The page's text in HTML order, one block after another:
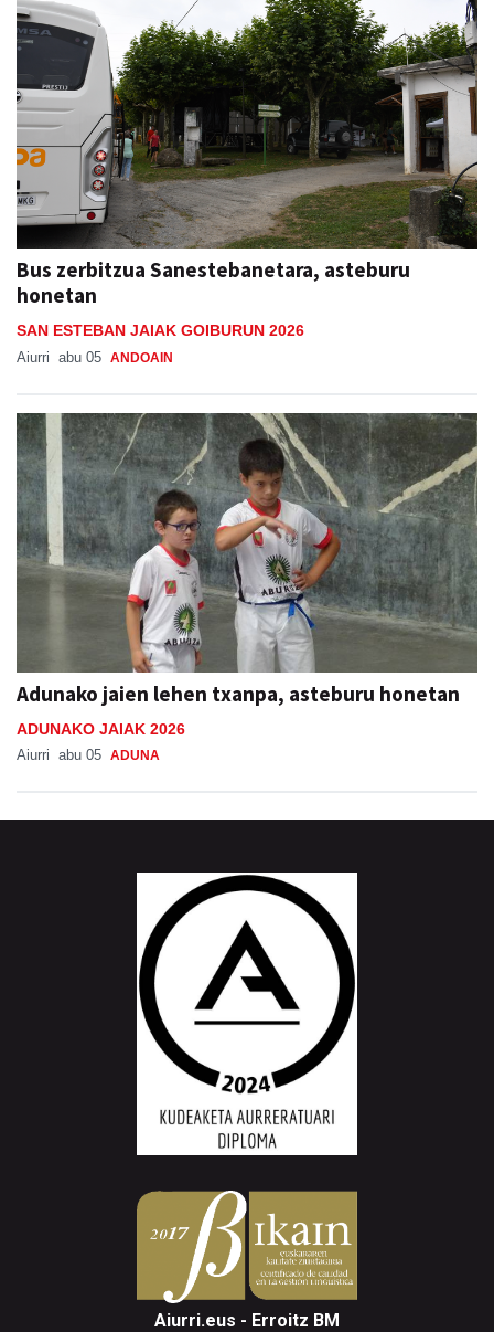
Bus zerbitzua Sanestebanetara, asteburu
honetan
SAN ESTEBAN JAIAK GOIBURUN 2026
Aiurri abu 05 ANDOAIN
Adunako jaien lehen txanpa, asteburu honetan
ADUNAKO JAIAK 2026
Aiurri abu 05 ADUNA
Aiurri.eus - Erroitz BM